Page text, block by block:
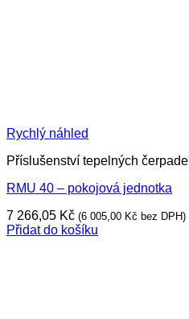
Rychlý náhled
Příslušenství tepelných čerpadel
RMU 40 – pokojová jednotka
7 266,05 Kč (6 005,00 Kč bez DPH)
Přidat do košíku